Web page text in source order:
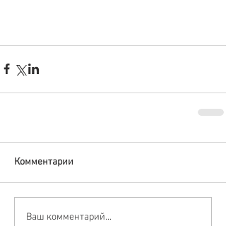
Комментарии
Ваш комментарий...